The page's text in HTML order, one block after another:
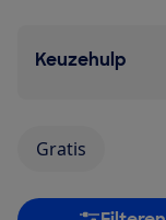
Keuzehulp
Gratis